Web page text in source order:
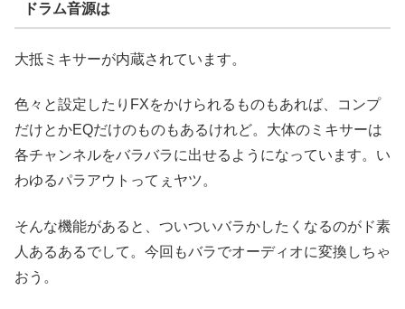
ドラム音源は
大抵ミキサーが内蔵されています。
色々と設定したりFXをかけられるものもあれば、コンプ
だけとかEQだけのものもあるけれど。大体のミキサーは
各チャンネルをバラバラに出せるようになっています。い
わゆるパラアウトってぇヤツ。
そんな機能があると、ついついバラかしたくなるのがド素
人あるあるでして。今回もバラでオーディオに変換しちゃ
おう。